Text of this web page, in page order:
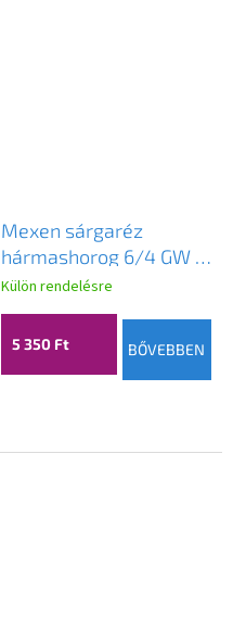
Mexen sárgaréz
hármashorog 6/4 GW x
6/4 GW x 6/4 GW -
W97403-646464
Külön rendelésre
5 350 Ft BŐVEBBEN